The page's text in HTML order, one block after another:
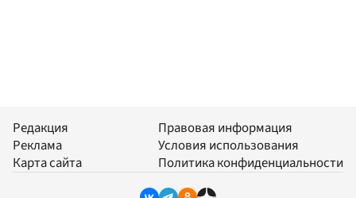
Редакция
Реклама
Карта сайта
Правовая информация
Условия использования
Политика конфиденциальности